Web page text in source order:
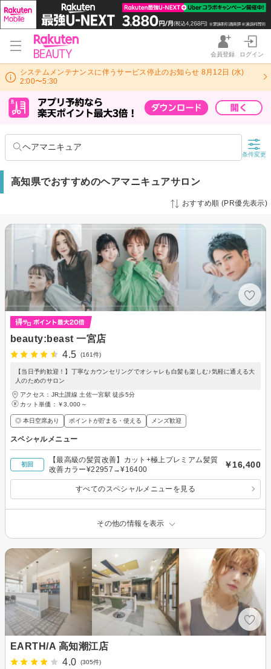
会員登録 ログイン
システムメンテナンスに伴うサービス停止のお知らせ 8月12日 (水)
2:00〜5:30
ヘアマニキュア
条件変更
高知県でおすすめのヘアマニキュアサロン
おすすめ順 (PR優先表示)
beauty:beast 一宮店
4.5
(161件)
【当日予約歓迎！】丁寧なカウンセリングでオシャレも白髪も楽しむ♪気軽に通える大
人のためのサロン
アクセス：JR土讃線 土佐一宮駅 徒歩5分
カット単価： ￥3,000～
◎ 本日空席あり ポイントが貯まる・使える メンズ歓迎
スペシャルメニュー
初回
【最高級の髪質改善】カット+極上プレミアム髪質
改善カラー¥22957→¥16400
￥16,400
すべてのスペシャルメニューを見る
その他の情報を表示
EARTH/A 高知潮江店
4.0
(305件)